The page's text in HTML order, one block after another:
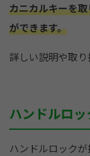
カニカルキーを
ができます。
詳しい説明や取
ハンドルロ
ハンドルロック